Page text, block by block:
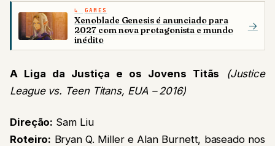
GAMES
Xenoblade Genesis é anunciado para
2027 com nova protagonista e mundo
inédito
→
A Liga da Justiça e os Jovens Titãs
(Justice
League vs. Teen Titans, EUA – 2016)
Direção: Sam Liu
Roteiro: Bryan Q. Miller e Alan Burnett, baseado nos